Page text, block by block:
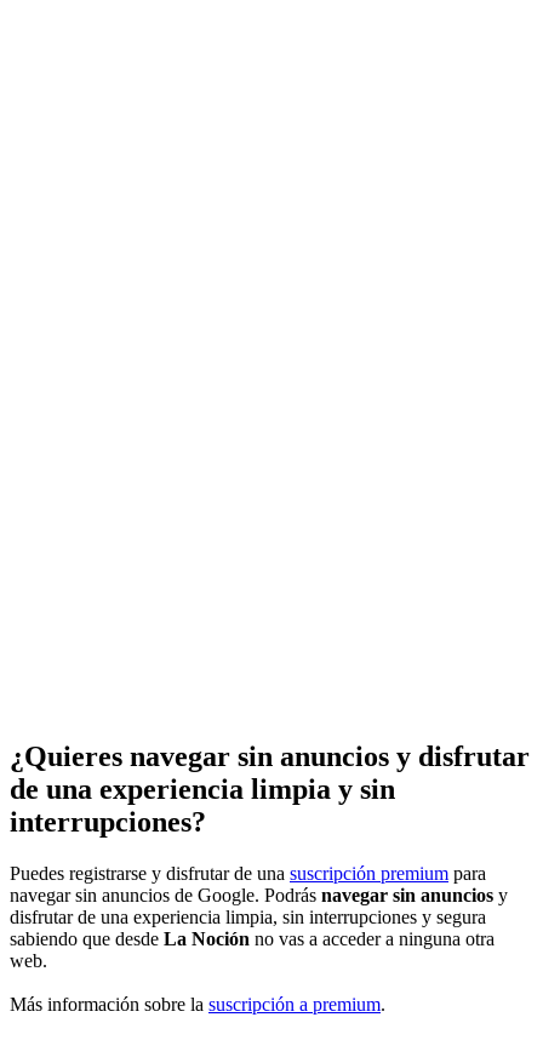
¿Quieres navegar sin anuncios y disfrutar
de una experiencia limpia y sin
interrupciones?
Puedes registrarse y disfrutar de una suscripción premium para
navegar sin anuncios de Google. Podrás navegar sin anuncios y
disfrutar de una experiencia limpia, sin interrupciones y segura
sabiendo que desde La Noción no vas a acceder a ninguna otra
web.
Más información sobre la suscripción a premium.